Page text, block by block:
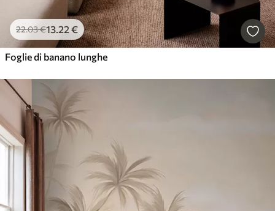
22.03€13.22 €
Foglie di banano lunghe